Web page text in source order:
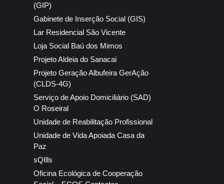
(GIP)
Gabinete de Inserção Social (GIS)
Lar Residencial São Vicente
Loja Social Baú dos Mimos
Projeto Aldeia do Sanacai
Projeto Geração Albufeira GerAção
(CLDS-4G)
Serviço de Apoio Domiciliário (SAD)
O Roseiral
Unidade de Reabilitação Profissional
Unidade de Vida Apoiada Casa da
Paz
sQIlls
Oficina Ecológica de Cooperação